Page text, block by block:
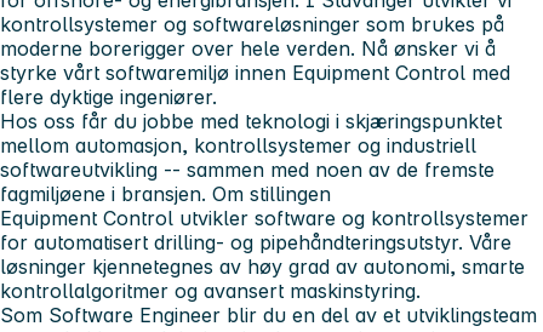
kontrollsystemer og softwareløsninger som brukes på
moderne borerigger over hele verden. Nå ønsker vi å
styrke vårt softwaremiljø innen Equipment Control med
flere dyktige ingeniører.
Hos oss får du jobbe med teknologi i skjæringspunktet
mellom automasjon, kontrollsystemer og industriell
softwareutvikling -- sammen med noen av de fremste
fagmiljøene i bransjen. Om stillingen
Equipment Control utvikler software og kontrollsystemer
for automatisert drilling- og pipehåndteringsutstyr. Våre
løsninger kjennetegnes av høy grad av autonomi, smarte
kontrollalgoritmer og avansert maskinstyring.
Som Software Engineer blir du en del av et utviklingsteam